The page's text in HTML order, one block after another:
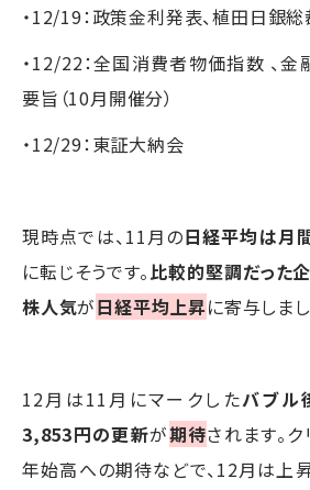
・12/19：政策金利発表、植田日銀
・12/22：全国消費者物価指数 、
要旨（10月開催分）
・12/29：東証大納会
現時点では、11月の日経平均は月
に転じそうです。比較的堅調だった
株人気が日経平均上昇に寄与しまし
12月は11月にマークしたバブル
3,853円の更新が期待されます。
年始高への期待などで、12月は上